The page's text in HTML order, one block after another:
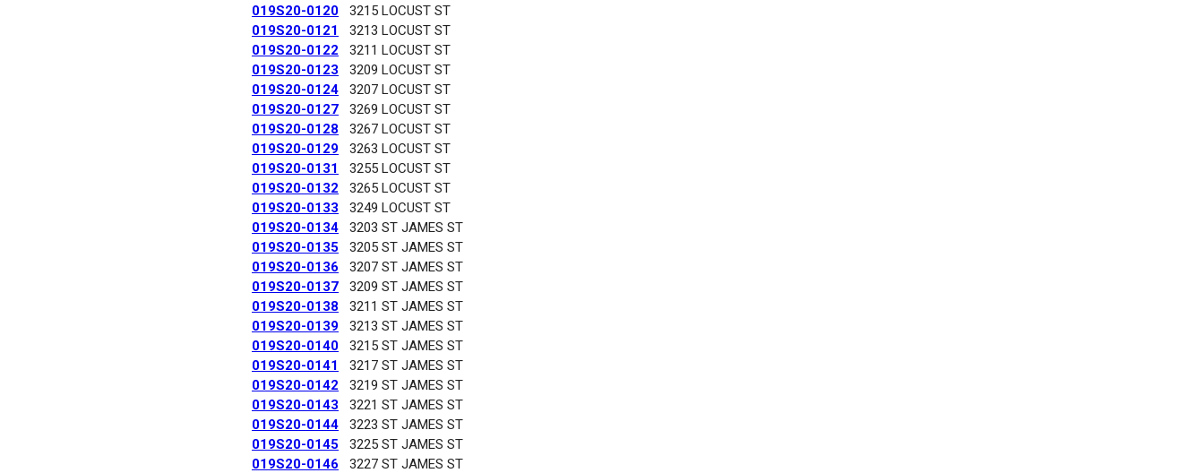
019S20-0120
3215 LOCUST ST
019S20-0121
3213 LOCUST ST
019S20-0122
3211 LOCUST ST
019S20-0123
3209 LOCUST ST
019S20-0124
3207 LOCUST ST
019S20-0127
3269 LOCUST ST
019S20-0128
3267 LOCUST ST
019S20-0129
3263 LOCUST ST
019S20-0131
3255 LOCUST ST
019S20-0132
3265 LOCUST ST
019S20-0133
3249 LOCUST ST
019S20-0134
3203 ST JAMES ST
019S20-0135
3205 ST JAMES ST
019S20-0136
3207 ST JAMES ST
019S20-0137
3209 ST JAMES ST
019S20-0138
3211 ST JAMES ST
019S20-0139
3213 ST JAMES ST
019S20-0140
3215 ST JAMES ST
019S20-0141
3217 ST JAMES ST
019S20-0142
3219 ST JAMES ST
019S20-0143
3221 ST JAMES ST
019S20-0144
3223 ST JAMES ST
019S20-0145
3225 ST JAMES ST
019S20-0146
3227 ST JAMES ST